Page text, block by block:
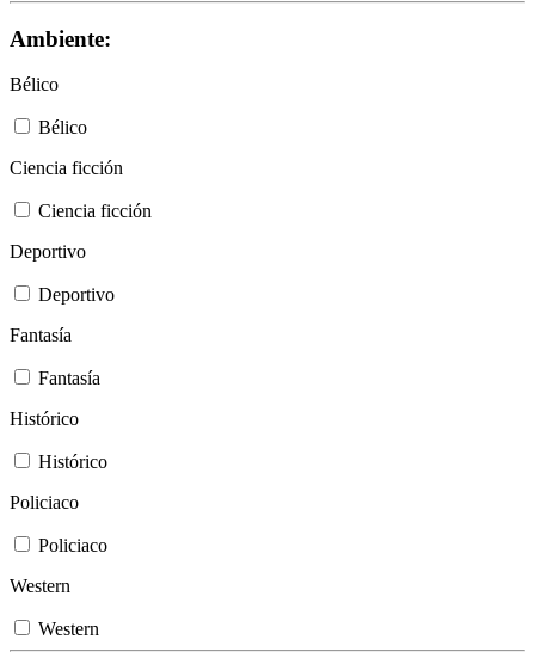
Ambiente:
Bélico
Bélico
Ciencia ficción
Ciencia ficción
Deportivo
Deportivo
Fantasía
Fantasía
Histórico
Histórico
Policiaco
Policiaco
Western
Western